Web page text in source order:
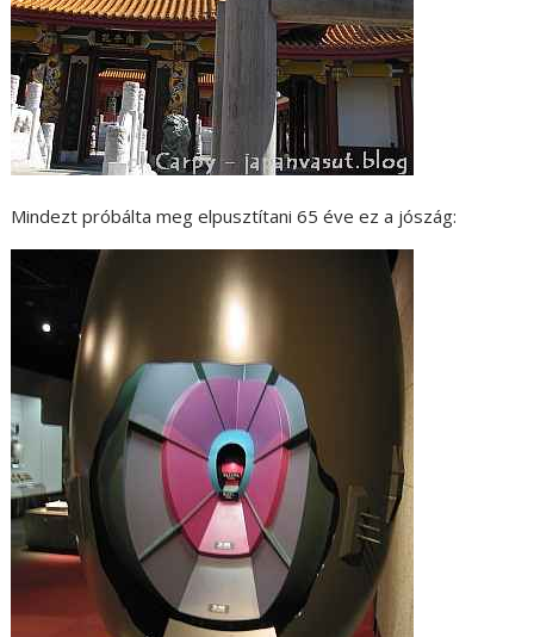
Mindezt próbálta meg elpusztítani 65 éve ez a jószág: